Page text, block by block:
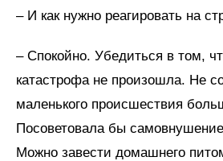
– И как нужно реагировать на
– Спокойно. Убедиться в том,
катастрофа не произошла. Не
маленького происшествия
Посоветовала бы
Можно завести домашнего